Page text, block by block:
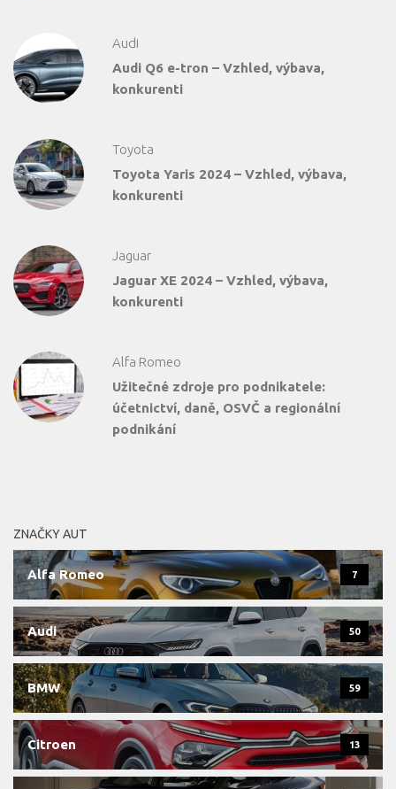
Audi
Audi Q6 e-tron – Vzhled, výbava,
konkurenti
Toyota
Toyota Yaris 2024 – Vzhled, výbava,
konkurenti
Jaguar
Jaguar XE 2024 – Vzhled, výbava,
konkurenti
Alfa Romeo
Užitečné zdroje pro podnikatele:
účetnictví, daně, OSVČ a regionální
podnikání
ZNAČKY AUT
Alfa Romeo 7
Audi 50
BMW 59
Citroen 13